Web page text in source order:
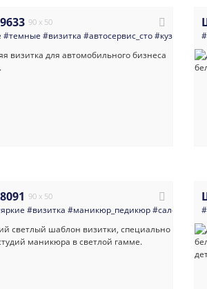
#салоны_красоты#светлые#красоты#листовка
90 x 50
#темные #визитка #автосервис_сто
#строительная_компания
90 x 50
#визитка #маникюр_педикюр